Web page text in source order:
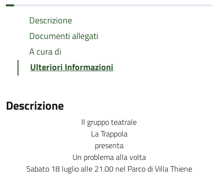
Descrizione
Documenti allegati
A cura di
Ulteriori Informazioni
Descrizione
Il gruppo teatrale
La Trappola
presenta
Un problema alla volta
Sabato 18 luglio alle 21.00 nel Parco di Villa Thiene